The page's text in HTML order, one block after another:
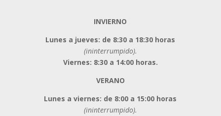
INVIERNO
Lunes a jueves: de 8:30 a 18:30 horas
(ininterrumpido).
Viernes: 8:30 a 14:00 horas.
VERANO
Lunes a viernes: de 8:00 a 15:00 horas
(ininterrumpido).